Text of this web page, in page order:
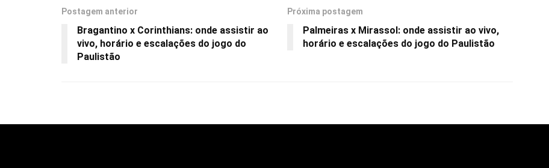
Postagem anterior
Bragantino x Corinthians: onde assistir ao
vivo, horário e escalações do jogo do
Paulistão
Próxima postagem
Palmeiras x Mirassol: onde assistir ao vivo,
horário e escalações do jogo do Paulistão